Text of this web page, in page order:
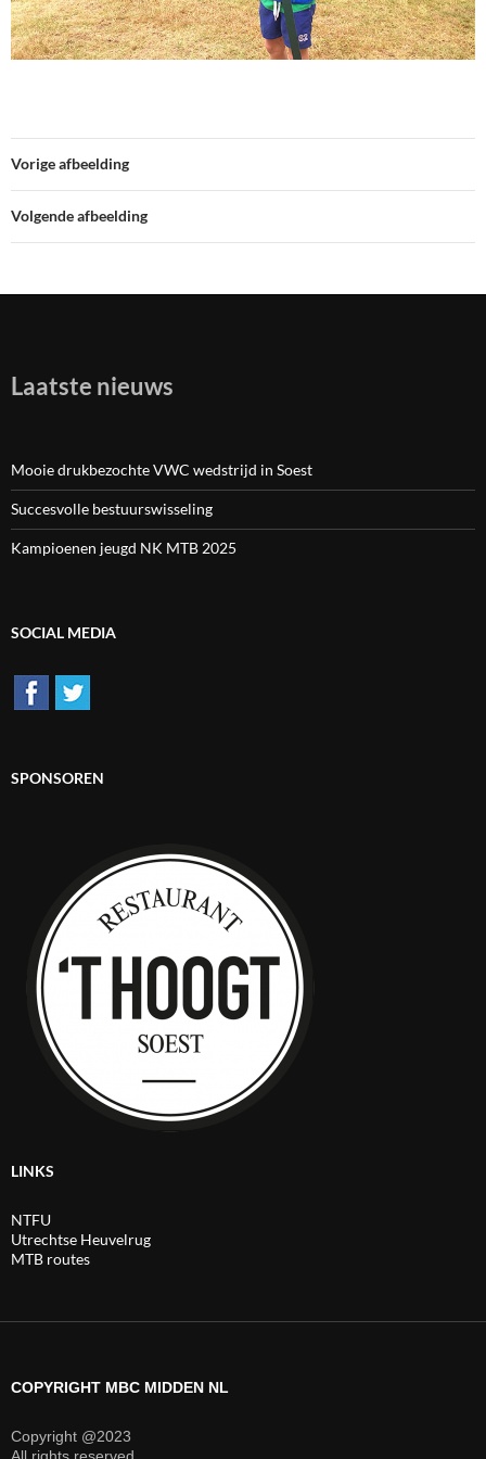
Vorige afbeelding
Volgende afbeelding
Laatste nieuws
Mooie drukbezochte VWC wedstrijd in Soest
Succesvolle bestuurswisseling
Kampioenen jeugd NK MTB 2025
SOCIAL MEDIA
SPONSOREN
LINKS
NTFU
Utrechtse Heuvelrug
MTB routes
COPYRIGHT MBC MIDDEN NL
Copyright @2023